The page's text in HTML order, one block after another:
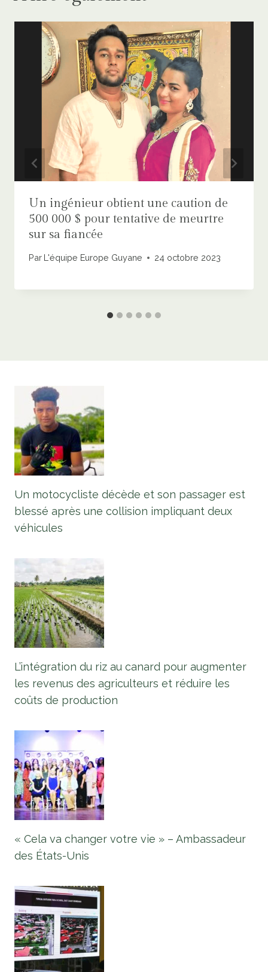
Un ingénieur obtient une caution de
500 000 $ pour tentative de meurtre
sur sa fiancée
Par L'équipe Europe Guyane 24 octobre 2023
Un motocycliste décède et son passager est
blessé après une collision impliquant deux
véhicules
L’intégration du riz au canard pour augmenter
les revenus des agriculteurs et réduire les
coûts de production
« Cela va changer votre vie » – Ambassadeur
des États-Unis